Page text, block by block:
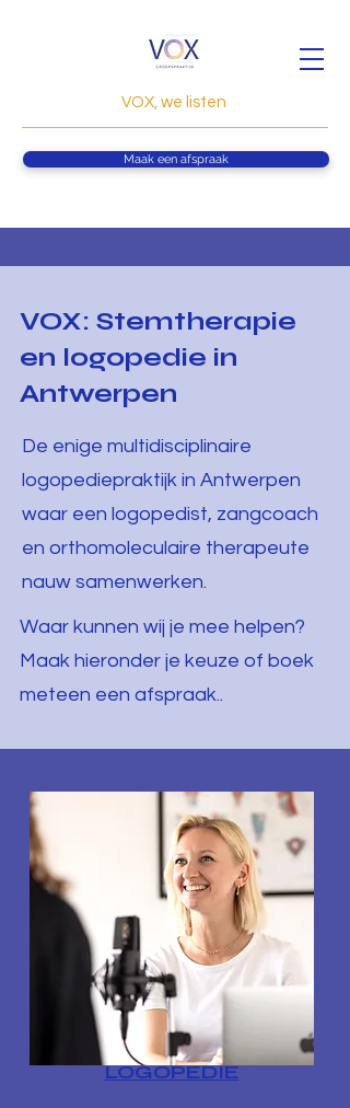
VOX, we listen
Maak een afspraak
VOX: Stemtherapie
en logopedie in
Antwerpen
De enige multidisciplinaire
logopediepraktijk in Antwerpen
waar een logopedist, zangcoach
en orthomoleculaire therapeute
nauw samenwerken.
Waar kunnen wij je mee helpen?
Maak hieronder je keuze of boek
meteen een afspraak..
LOGOPEDIE